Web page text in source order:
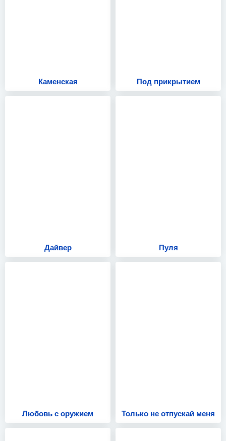
Каменская Под прикрытием
Дайвер Пуля
Любовь с оружием Только не отпускай меня